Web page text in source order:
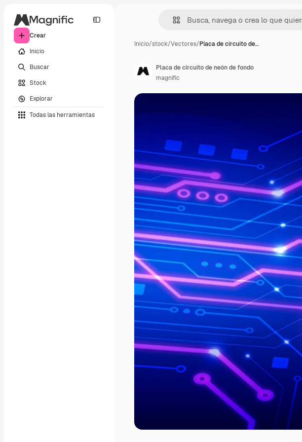
Crear
Inicio
Buscar
Stock
Explorar
Todas las herramientas
Inicio/stock/Vectores/Placa de circuito de…
Placa de circuito de neón de fondo
magnific